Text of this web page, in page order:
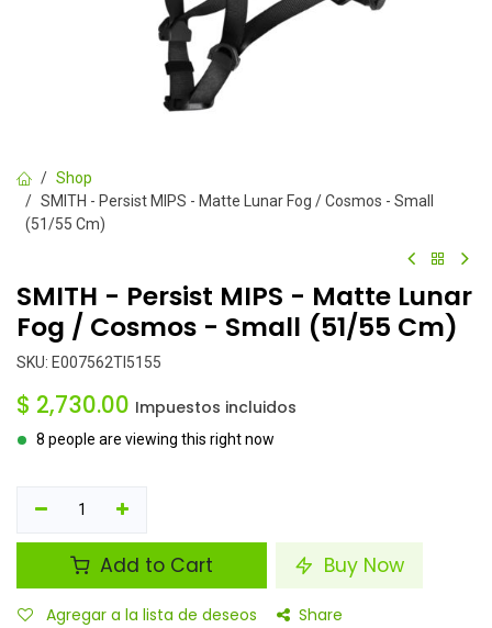
Shop
SMITH - Persist MIPS - Matte Lunar Fog / Cosmos - Small
(51/55 Cm)
SMITH - Persist MIPS - Matte Lunar
Fog / Cosmos - Small (51/55 Cm)
SKU: E007562TI5155
$ 2,730.00 Impuestos incluidos
8 people are viewing this right now
Add to Cart Buy Now
Agregar a la lista de deseos Share